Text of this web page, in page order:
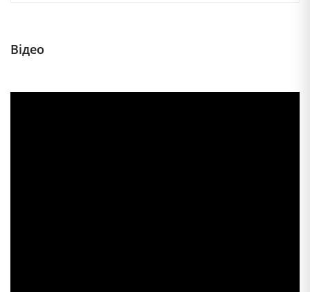
Відео